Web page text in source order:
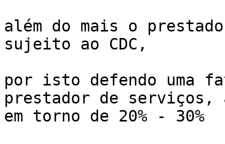
além do mais o
sujeito ao CDC,
por isto defendo uma
prestador de
em torno de 20% - 30%